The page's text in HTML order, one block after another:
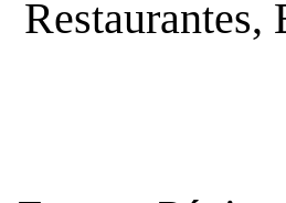
Restaurantes,